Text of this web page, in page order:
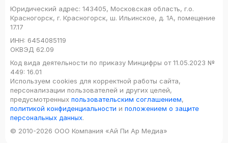
Юридический адрес: 143405, Московская область, г.о.
Красногорск, г. Красногорск, ш. Ильинское, д. 1А, помещение
17.17
ИНН: 6454085119
ОКВЭД 62.09
Код вида деятельности по приказу Минцифры от 11.05.2023 №
449: 16.01
Используем cookies для корректной работы сайта,
персонализации пользователей и других целей,
предусмотренных пользовательским соглашением,
политикой конфиденциальности и положением о защите
персональных данных.
© 2010-2026 ООО Компания «Ай Пи Ар Медиа»